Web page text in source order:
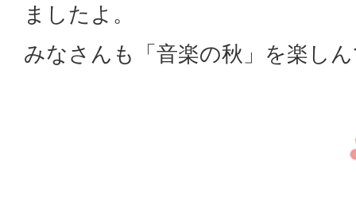
ましたよ。
みなさんも「音楽の秋」を楽し